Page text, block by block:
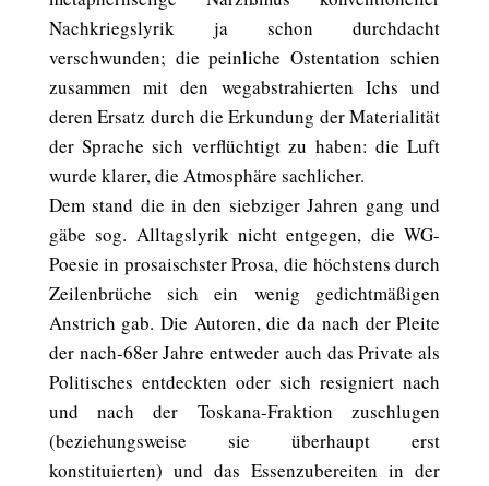
Nachkriegslyrik ja schon durchdacht
verschwunden; die peinliche Ostentation schien
zusammen mit den wegabstrahierten Ichs und
deren Ersatz durch die Erkundung der Materialität
der Sprache sich verflüchtigt zu haben: die Luft
wurde klarer, die Atmosphäre sachlicher.
Dem stand die in den siebziger Jahren gang und
gäbe sog. Alltagslyrik nicht entgegen, die WG-
Poesie in prosaischster Prosa, die höchstens durch
Zeilenbrüche sich ein wenig gedichtmäßigen
Anstrich gab. Die Autoren, die da nach der Pleite
der nach-68er Jahre entweder auch das Private als
Politisches entdeckten oder sich resigniert nach
und nach der Toskana-Fraktion zuschlugen
(beziehungsweise sie überhaupt erst
konstituierten) und das Essenzubereiten in der